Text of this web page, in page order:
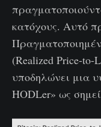
κατόχους. Αυτό
(Realized Price-to-
υποδηλώνει μια
HODLer» ως